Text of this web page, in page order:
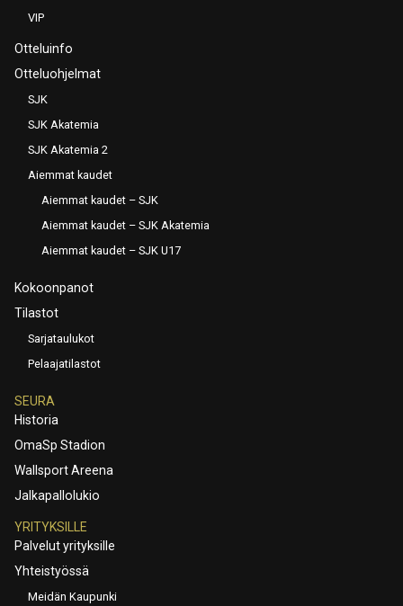
VIP
Otteluinfo
Otteluohjelmat
SJK
SJK Akatemia
SJK Akatemia 2
Aiemmat kaudet
Aiemmat kaudet – SJK
Aiemmat kaudet – SJK Akatemia
Aiemmat kaudet – SJK U17
Kokoonpanot
Tilastot
Sarjataulukot
Pelaajatilastot
SEURA
Historia
OmaSp Stadion
Wallsport Areena
Jalkapallolukio
YRITYKSILLE
Palvelut yrityksille
Yhteistyössä
Meidän Kaupunki